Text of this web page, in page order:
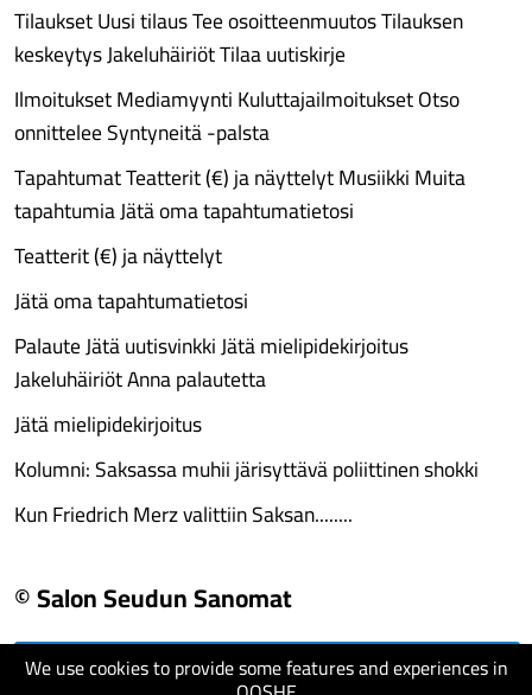
We use cookies to provide some features and experiences in
Tilaukset Uusi tilaus Tee osoitteenmuutos Tilauksen
keskeytys Jakeluhäiriöt Tilaa uutiskirje
Ilmoitukset Mediamyynti Kuluttajailmoitukset Otso
onnittelee Syntyneitä -palsta
Tapahtumat Teatterit (€) ja näyttelyt Musiikki Muita
tapahtumia Jätä oma tapahtumatietosi
Teatterit (€) ja näyttelyt
Jätä oma tapahtumatietosi
Palaute Jätä uutisvinkki Jätä mielipidekirjoitus
Jakeluhäiriöt Anna palautetta
Jätä mielipidekirjoitus
Kolumni: Saksassa muhii järisyttävä poliittinen shokki
Kun Friedrich Merz valittiin Saksan........
© Salon Seudun Sanomat